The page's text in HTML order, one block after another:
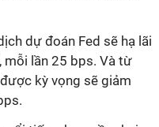
dự đoán Fed sẽ hạ lãi
mỗi lần 25 bps. Và từ
kỳ vọng sẽ giảm